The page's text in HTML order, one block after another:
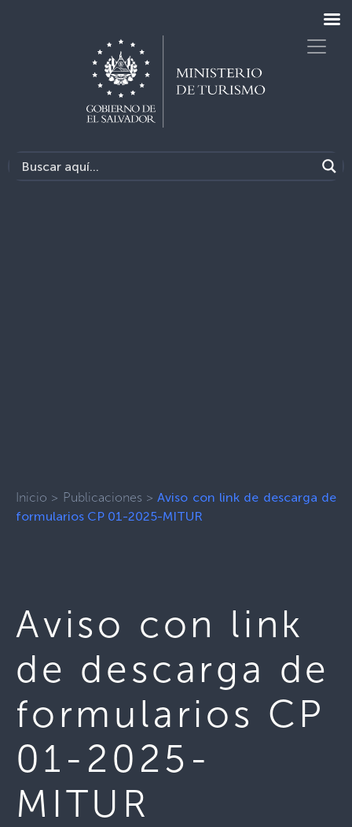
Inicio > Publicaciones >Aviso con link de descarga de
formularios CP 01-2025-MITUR
Aviso con link
de descarga de
formularios CP
01-2025-
MITUR